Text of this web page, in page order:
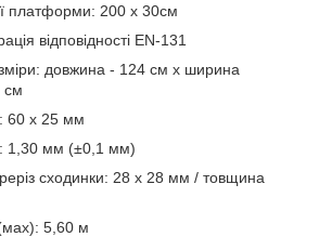
платформи: 200 х 30см
відповідності EN-131
довжина - 124 см х ширина
см
60 x 25 мм
1,30 мм (±0,1 мм)
сходинки: 28 х 28 мм / товщина
5,60 м